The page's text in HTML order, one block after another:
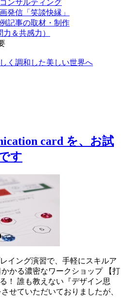
ンサルティング
発信「笑談快縁」
記事の取材・制作
＆共感力）
く調和した美しい世界へ
card を、お試
す
イング演習で、手軽にスキルア
かる濃密なワークショップ 【打
！ 誰も教えない『デザイン思
せていただいておりましたが、